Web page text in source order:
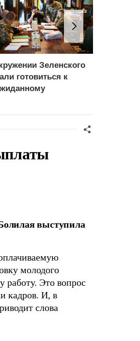
Зеленского
готовиться к
выступила
молодого
работу. Это вопрос
кадров. И, в
слова